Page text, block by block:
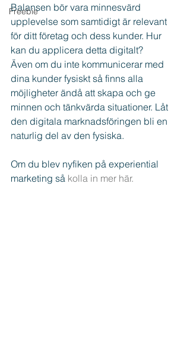
Freebie
Balansen bör vara minnesvärd
upplevelse som samtidigt är relevant
för ditt företag och dess kunder. Hur
kan du applicera detta digitalt?
Även om du inte kommunicerar med
dina kunder fysiskt så finns alla
möjligheter ändå att skapa och ge
minnen och tänkvärda situationer. Låt
den digitala marknadsföringen bli en
naturlig del av den fysiska.
Om du blev nyfiken på experiential
marketing så kolla in mer här.